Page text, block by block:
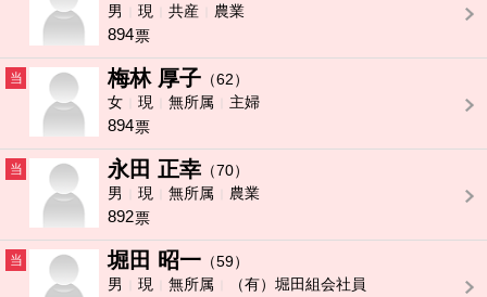
男
現 共産 農業
894票
当 梅林 厚子 （62）
女
現 無所属 主婦
894票
当 永田 正幸 （70）
男
現 無所属 農業
892票
当 堀田 昭一 （59）
男
現 無所属 （有）堀田組会社員